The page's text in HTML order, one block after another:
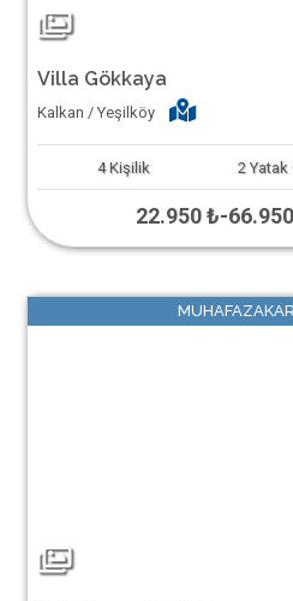
Villa Gökkaya
Kalkan / Yeşilköy
4 Kişilik 2 Yatak
22.950 ₺-